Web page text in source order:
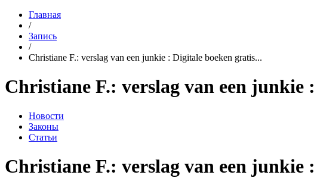
Главная
/
Запись
/
Christiane F.: verslag van een junkie : Digitale boeken gratis...
Christiane F.: verslag van een junkie
Новости
Законы
Статьи
Christiane F.: verslag van een junkie